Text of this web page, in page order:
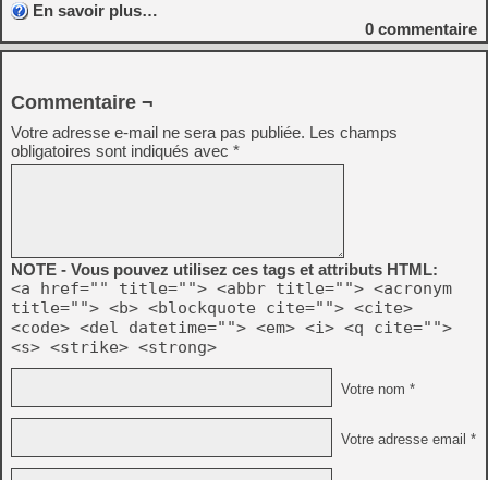
En savoir plus…
0 commentaire
Commentaire ¬
Votre adresse e-mail ne sera pas publiée. Les champs
obligatoires sont indiqués avec *
NOTE - Vous pouvez utilisez ces tags et attributs HTML:
<a href="" title=""> <abbr title=""> <acronym
title=""> <b> <blockquote cite=""> <cite>
<code> <del datetime=""> <em> <i> <q cite="">
<s> <strike> <strong>
Votre nom *
Votre adresse email *